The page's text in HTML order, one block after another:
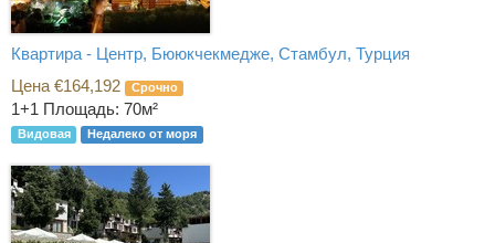
Квартира - Центр, Бююкчекмедже, Стамбул, Турция
Цена €164,192
Срочно
1+1 Площадь: 70м²
Видовая Недалеко от моря